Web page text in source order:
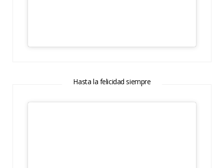
Hasta la felicidad siempre